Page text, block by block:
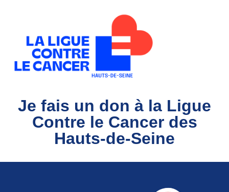
Je fais un don à la Ligue
Contre le Cancer des
Hauts-de-Seine